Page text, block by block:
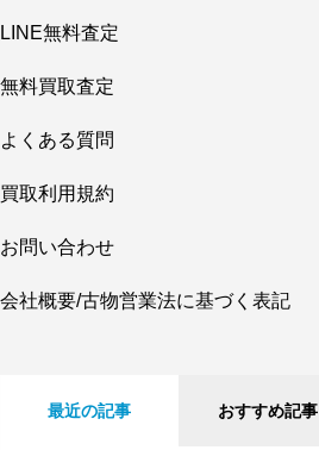
LINE無料査定
無料買取査定
よくある質問
買取利用規約
お問い合わせ
会社概要/古物営業法に基づく表記
最近の記事 おすすめ記事